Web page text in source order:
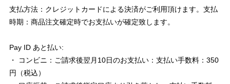
支払方法：クレジットカードによる決済がご利用頂けます。支払
時期：商品注文確定時でお支払いが確定致します。
Pay ID あと払い:
・ コンビニ：ご請求後翌月10日のお支払い：支払い手数料：350
円（税込）